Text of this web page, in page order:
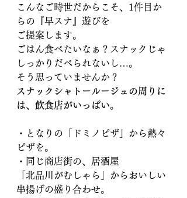
こんなご時世だからこそ、1件目か
らの『早スナ』遊びを
ご提案します。
ごはん食べたいなぁ？スナックじゃ
しっかりだべられないし…。
そう思っていませんか？
スナックシャトールージュの周りに
は、飲食店がいっぱい。
・となりの「ドミノピザ」から熱々
ピザを。
・同じ商店街の、居酒屋
「北品川がむしゃら」からおいしい
串揚げの盛り合わせ。